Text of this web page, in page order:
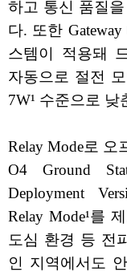
하고 통신 품질
다. 또한
스템이 적용돼
자동으로 절전
7W¹ 수준으로 낮
Relay Mode로 오
O4 Ground
Deployment
Relay Mode¹를
도심 환경 등 전
인 지역에서도